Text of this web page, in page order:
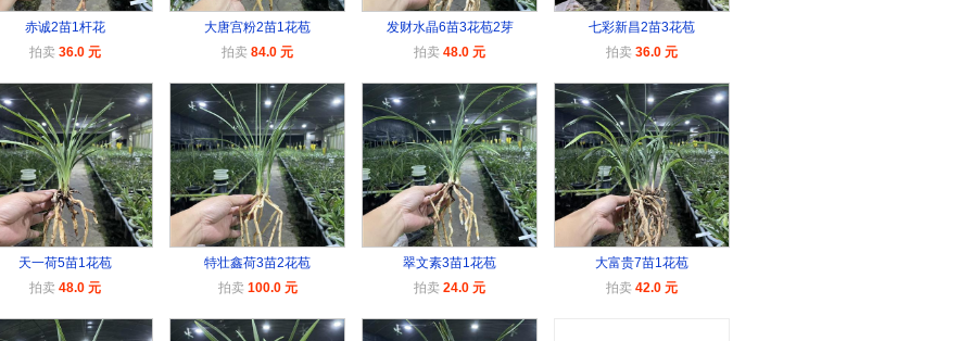
赤诚2苗1杆花
拍卖 36.0 元
大唐宫粉2苗1花苞
拍卖 84.0 元
发财水晶6苗3花苞2芽
拍卖 48.0 元
七彩新昌2苗3花苞
拍卖 36.0 元
天一荷5苗1花苞
拍卖 48.0 元
特壮鑫荷3苗2花苞
拍卖 100.0 元
翠文素3苗1花苞
拍卖 24.0 元
大富贵7苗1花苞
拍卖 42.0 元